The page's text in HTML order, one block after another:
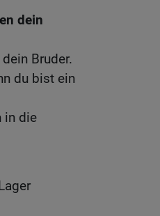
dein
Bruder.
du bist ein
in die